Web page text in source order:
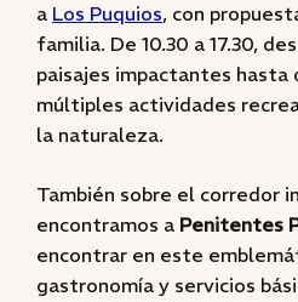
a Los Puquios, con
familia. De 10.30 a 17.30,
paisajes impactantes hasta
múltiples actividades
la naturaleza.
También sobre el corredor
encontramos a Penitentes
encontrar en este
gastronomía y servicios